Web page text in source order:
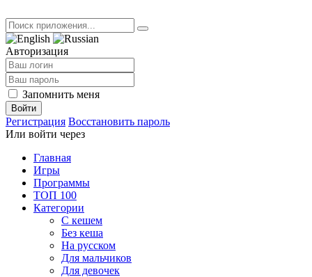
Авторизация
Запомнить меня
Войти
Регистрация Восстановить пароль
Или войти через
Главная
Игры
Программы
ТОП 100
Категории
С кешем
Без кеша
На русском
Для мальчиков
Для девочек